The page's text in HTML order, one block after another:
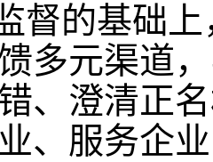
督的基础
多元渠道
、澄清正
、服务企